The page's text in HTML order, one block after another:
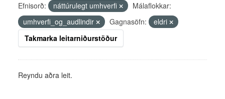
Efnisorð: náttúrulegt umhverfi
Málaflokkar:
umhverfi_og_audlindir
Gagnasöfn:
eldri
Takmarka leitarniðurstöður
Reyndu aðra leit.